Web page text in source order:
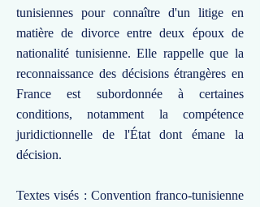
tunisiennes pour connaître d'un litige en
matière de divorce entre deux époux de
nationalité tunisienne. Elle rappelle que la
reconnaissance des décisions étrangères en
France est subordonnée à certaines
conditions, notamment la compétence
juridictionnelle de l'État dont émane la
décision.
Textes visés : Convention franco-tunisienne